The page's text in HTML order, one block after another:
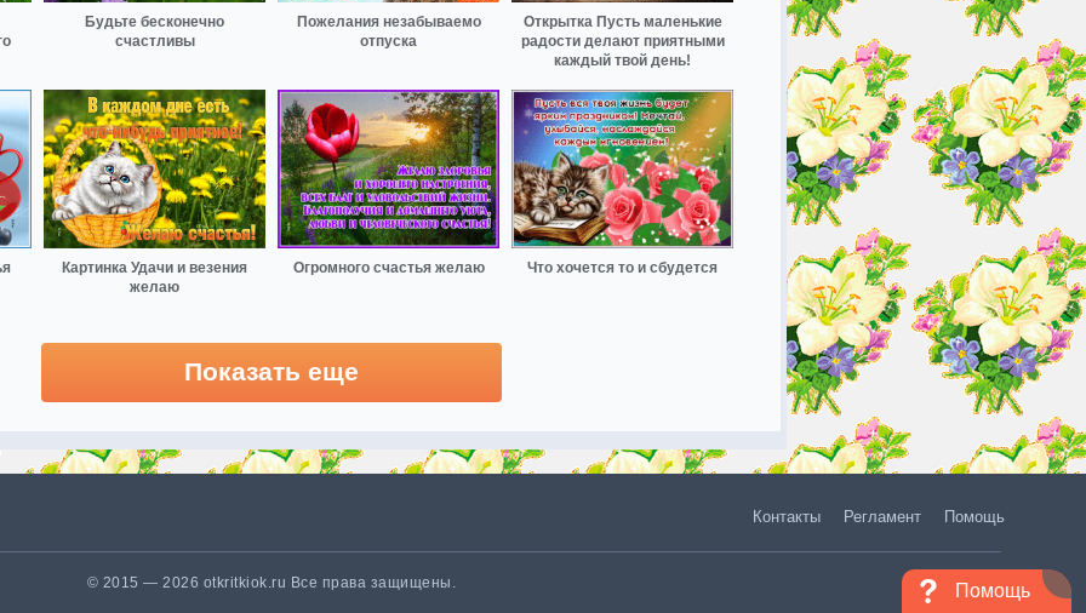
Будьте бесконечно
счастливы
Пожелания незабываемо
отпуска
Открытка Пусть маленькие
радости делают приятными
каждый твой день!
Картинка Удачи и везения
желаю
Огромного счастья желаю Что хочется то и сбудется
Показать еще
Помощь
Контакты Регламент Помощь
© 2015 — 2026 otkritkiok.ru Все права защищены.